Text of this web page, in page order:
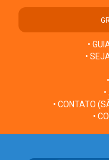
•
•
• CONTATO
•